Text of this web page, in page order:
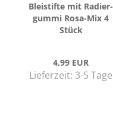
Blei­stif­te mit Ra­dier­
gum­mi Rosa-​Mix 4
Stück
4,99 EUR
Lieferzeit: 3-5 Tage